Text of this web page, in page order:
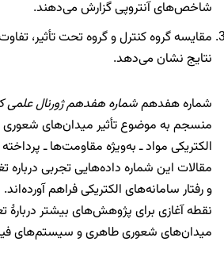
شاخص‌های آنتروپی گزارش می‌دهند.
مقایسه گروه کنترل و گروه تحت تأثیر،
نتایج نشان می‌دهد.
شماره هفدهمشماره هفدهم ژورنال علمی
منسجم به موضوع تأثیر میدان‌های
الکتریکی مواد ـ به‌ویژه مقاومت‌ها ـ
مقالات این شماره داده‌هایی تجربی درباره
و رفتار سامانه‌های الکتریکی فراهم
نقطه آغازی برای پژوهش‌های بیشتر دربارۀ
میدان‌های شعوری طاهری و سیستم‌های